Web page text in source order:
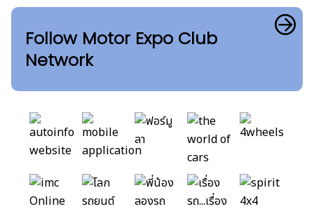
Follow Motor Expo Club
Network